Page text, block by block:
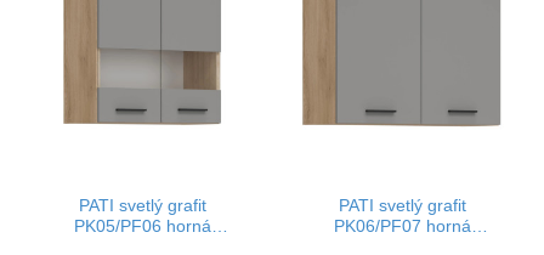
PATI svetlý grafit
PK05/PF06 horná
PATI svetlý grafit
PK06/PF07 horná